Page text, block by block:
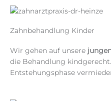
Zahnbehandlung Kinder
Wir gehen auf unsere
die Behandlung
Entstehungsphase